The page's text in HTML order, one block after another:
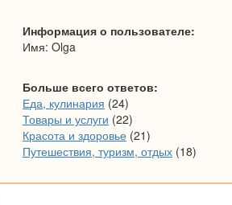
Информация о пользователе:
Имя: Olga
Больше всего ответов:
Еда, кулинария (24)
Товары и услуги (22)
Красота и здоровье (21)
Путешествия, туризм, отдых (18)